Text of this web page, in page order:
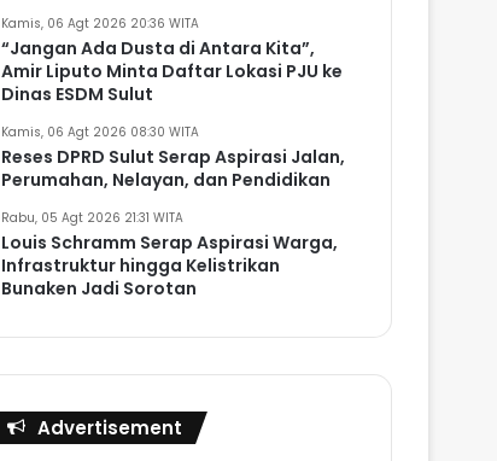
Kamis, 06 Agt 2026 20:36 WITA
“Jangan Ada Dusta di Antara Kita”,
Amir Liputo Minta Daftar Lokasi PJU ke
Dinas ESDM Sulut
Kamis, 06 Agt 2026 08:30 WITA
Reses DPRD Sulut Serap Aspirasi Jalan,
Perumahan, Nelayan, dan Pendidikan
Rabu, 05 Agt 2026 21:31 WITA
Louis Schramm Serap Aspirasi Warga,
Infrastruktur hingga Kelistrikan
Bunaken Jadi Sorotan
Advertisement